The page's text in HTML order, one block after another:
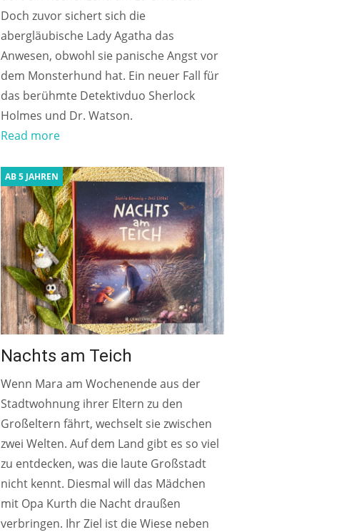
Doch zuvor sichert sich die
abergläubische Lady Agatha das
Anwesen, obwohl sie panische Angst vor
dem Monsterhund hat. Ein neuer Fall für
das berühmte Detektivduo Sherlock
Holmes und Dr. Watson.
Read more
AB 5 JAHREN
Nachts am Teich
Wenn Mara am Wochenende aus der
Stadtwohnung ihrer Eltern zu den
Großeltern fährt, wechselt sie zwischen
zwei Welten. Auf dem Land gibt es so viel
zu entdecken, was die laute Großstadt
nicht kennt. Diesmal will das Mädchen
mit Opa Kurth die Nacht draußen
verbringen. Ihr Ziel ist die Wiese neben